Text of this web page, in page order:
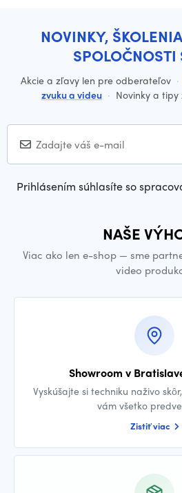
NOVINKY,
SPOLOČNOSTI
Akcie a zľavy len pre odberateľov ·
zvuku a videu · Novinky a
Prihlásením súhlasíte so
NAŠE
Viac ako len e-shop — sme
video
Showroom v
Vyskúšajte si techniku naživo
vám všetko
Zistiť viac